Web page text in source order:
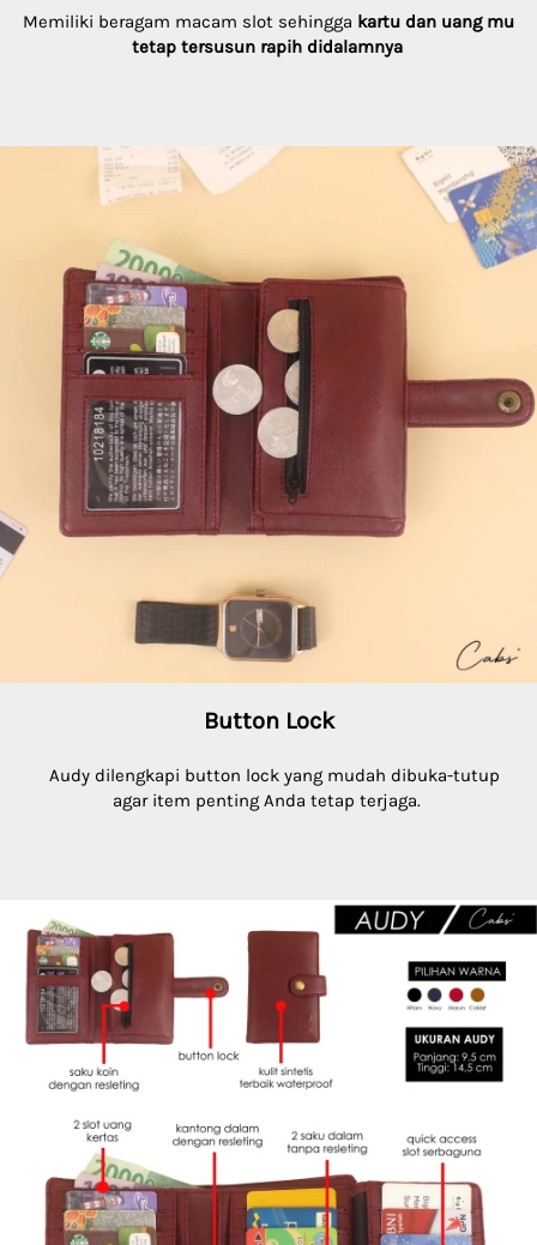
Memiliki beragam macam slot sehingga kartu dan uang mu
tetap tersusun rapih didalamnya
Button Lock
Audy dilengkapi button lock yang mudah dibuka-tutup
agar item penting Anda tetap terjaga.